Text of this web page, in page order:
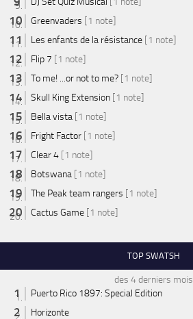
Greenvaders [1 note]
Les enfants de la résistance [1 note]
Flip 7 [1 note]
To me! ...or not to me? [1 note]
Skull King Extension [1 note]
Bella vista [1 note]
Fright Factor [1 note]
Clear 4 [1 note]
Botswana [1 note]
The Peak team rangers [1 note]
Cactus Game [1 note]
TOP SWATSH
des 4 derniers mois
Puerto Rico 1897: Special Edition
Horizonte